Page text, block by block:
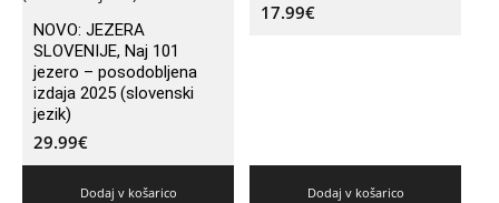
NOVO: JEZERA
SLOVENIJE, Naj 101
jezero – posodobljena
izdaja 2025 (slovenski
jezik)
29.99€
Dodaj v košarico
17.99€
Dodaj v košarico